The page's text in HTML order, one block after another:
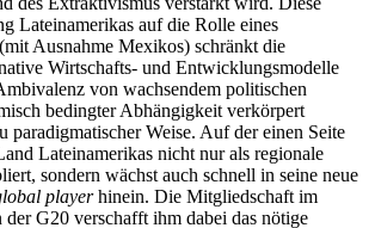
Lateinamerikas auf die Rolle eines
Ausnahme Mexikos) schränkt die
Wirtschafts- und Entwicklungsmodelle
von wachsendem politischen
bedingter Abhängigkeit verkörpert
paradigmatischer Weise. Auf der einen Seite
Lateinamerikas nicht nur als regionale
sondern wächst auch schnell in seine neue
playerhinein. Die Mitgliedschaft im
G20 verschafft ihm dabei das nötige